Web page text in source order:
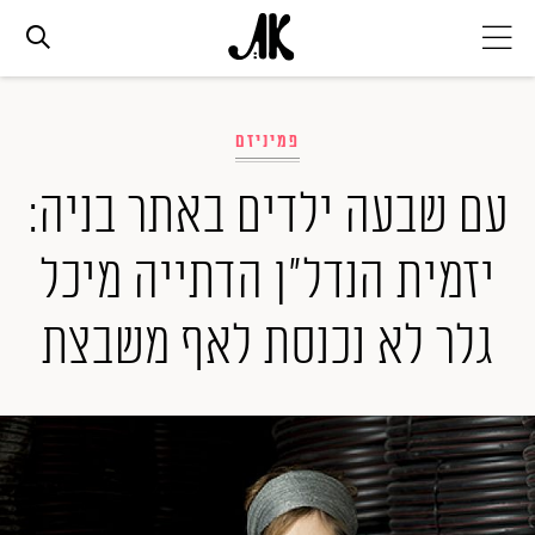
אופנה
ביוטי
סלבס
ערוצים נוספים
המגזין
פמיניזם
עם שבעה ילדים באתר בניה:
יזמית הנדל"ן הדתייה מיכל
גלר לא נכנסת לאף משבצת